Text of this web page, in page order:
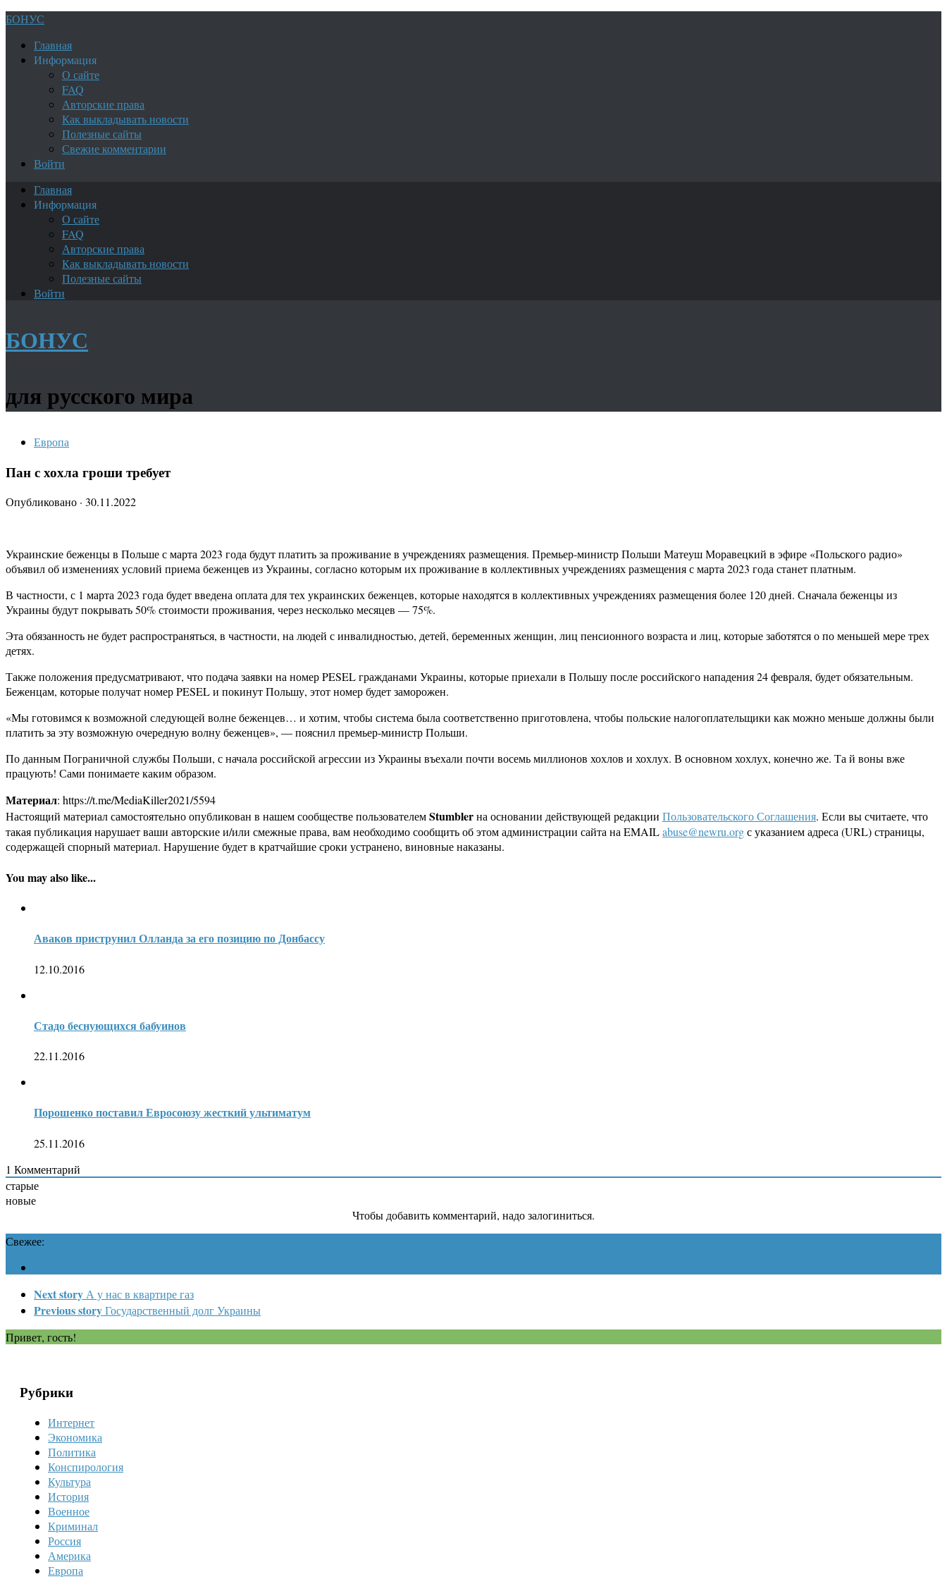
БОНУС
Главная
Информация
О сайте
FAQ
Авторские права
Как выкладывать новости
Полезные сайты
Свежие комментарии
Войти
Главная
Информация
О сайте
FAQ
Авторские права
Как выкладывать новости
Полезные сайты
Войти
БОНУС
для русского мира
Европа
Пан с хохла гроши требует
Опубликовано · 30.11.2022
Украинские беженцы в Польше с марта 2023 года будут платить за проживание в учреждениях размещения. Премьер-министр Польши Матеуш Моравецкий в эфире «Польского радио»
объявил об изменениях условий приема беженцев из Украины, согласно которым их проживание в коллективных учреждениях размещения с марта 2023 года станет платным.
В частности, с 1 марта 2023 года будет введена оплата для тех украинских беженцев, которые находятся в коллективных учреждениях размещения более 120 дней. Сначала беженцы из
Украины будут покрывать 50% стоимости проживания, через несколько месяцев — 75%.
Эта обязанность не будет распространяться, в частности, на людей с инвалидностью, детей, беременных женщин, лиц пенсионного возраста и лиц, которые заботятся о по меньшей мере трех
детях.
Также положения предусматривают, что подача заявки на номер PESEL гражданами Украины, которые приехали в Польшу после российского нападения 24 февраля, будет обязательным.
Беженцам, которые получат номер PESEL и покинут Польшу, этот номер будет заморожен.
«Мы готовимся к возможной следующей волне беженцев… и хотим, чтобы система была соответственно приготовлена, чтобы польские налогоплательщики как можно меньше должны были
платить за эту возможную очередную волну беженцев», — пояснил премьер-министр Польши.
По данным Пограничной службы Польши, с начала российской агрессии из Украины въехали почти восемь миллионов хохлов и хохлух. В основном хохлух, конечно же. Та й воны вже
працують! Сами понимаете каким образом.
Материал: https://t.me/MediaKiller2021/5594
Настоящий материал самостоятельно опубликован в нашем сообществе пользователемStumblerна основании действующей редакции Пользовательского Соглашения. Если вы считаете, что
такая публикация нарушает ваши авторские и/или смежные права, вам необходимо сообщить об этом администрации сайта на EMAILabuse@newru.orgс указанием адреса (URL) страницы,
содержащей спорный материал. Нарушение будет в кратчайшие сроки устранено, виновные наказаны.
You may also like...
Аваков приструнил Олланда за его позицию по Донбассу
12.10.2016
Стадо беснующихся бабуинов
22.11.2016
Порошенко поставил Евросоюзу жесткий ультиматум
25.11.2016
1 Комментарий
старые
новые
Чтобы добавить комментарий, надо залогиниться.
Свежее:
Next story А у нас в квартире газ
Previous storyГосударственный долг Украины
Привет, гость!
Рубрики
Интернет
Экономика
Политика
Конспирология
Культура
История
Военное
Криминал
Россия
Америка
Европа